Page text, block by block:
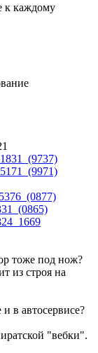
к каждому
тоже под нож?
из строя на
в автосервисе?
"вебки".